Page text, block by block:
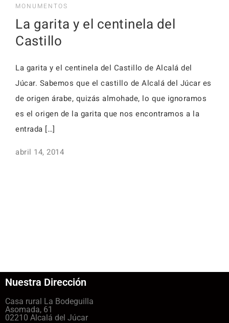
Faq
Alojamientos
Alojamientos
MONUMENTOS
La garita y el centinela del
Castillo
La garita y el centinela del Castillo de Alcalá del
Júcar. Sabemos que el castillo de Alcalá del Júcar es
de origen árabe, quizás almohade, lo que ignoramos
es el origen de la garita que nos encontramos a la
entrada […]
abril 14, 2014
Nuestra Dirección
Casa rural La Bodeguilla
Asomada, 61
02210 Alcalá del Júcar